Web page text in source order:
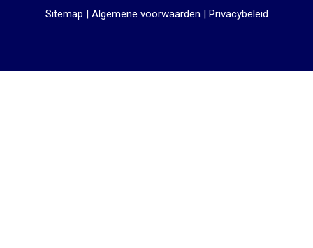
Sitemap | Algemene voorwaarden | Privacybeleid